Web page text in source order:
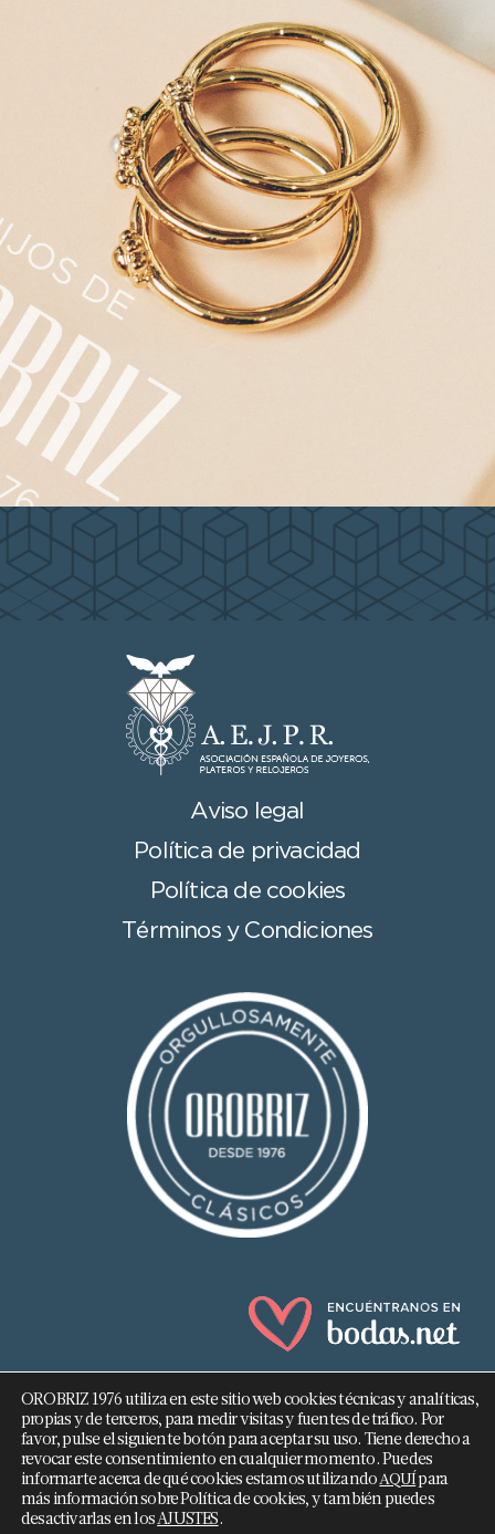
Aviso legal
Política de privacidad
Política de cookies
Términos y Condiciones
682 293 876
info@orobriz.es
OROBRIZ 1976 utiliza en este sitio web cookies técnicas y analíticas,
propias y de terceros, para medir visitas y fuentes de tráfico. Por
favor, pulse el siguiente botón para aceptar su uso. Tiene derecho a
revocar este consentimiento en cualquier momento. Puedes
informarte acerca de qué cookies estamos utilizandoAQUÍpara
más información sobre Política de cookies, y también puedes
desactivarlas en losAJUSTES.